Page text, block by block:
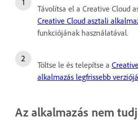
Távolítsa el a Creative Cloud
Creative Cloud asztali
funkciójának használatával.
Töltse le és telepítse a
alkalmazás legfrissebb
Az alkalmazás nem